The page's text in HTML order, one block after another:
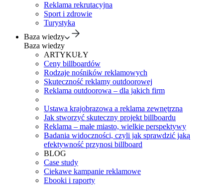
Reklama rekrutacyjna
Sport i zdrowie
Turystyka
Baza wiedzy
Baza wiedzy
ARTYKUŁY
Ceny billboardów
Rodzaje nośników reklamowych
Skuteczność reklamy outdoorowej
Reklama outdoorowa – dla jakich firm
Ustawa krajobrazowa a reklama zewnętrzna
Jak stworzyć skuteczny projekt billboardu
Reklama – małe miasto, wielkie perspektywy
Badania widoczności, czyli jak sprawdzić jaką
efektywność przynosi billboard
BLOG
Case study
Ciekawe kampanie reklamowe
Ebooki i raporty